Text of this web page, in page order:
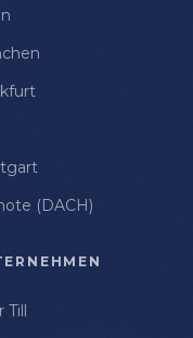
(DACH)
Till